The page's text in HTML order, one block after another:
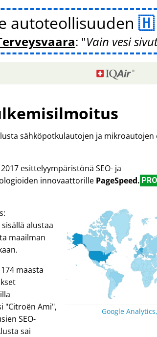
autoteollisuuden
: Vain vesi
sähköpotkulautojen ja mikroautojen
esittelyympäristönä SEO- ja
innovaattorille PageSpeed. PRO
Google
alustaa
maailman
maasta
Citroën Ami ,
SEO-
sai